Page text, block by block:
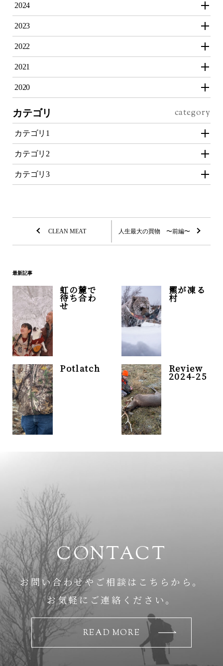
2024
2023
2022
2021
2020
カテゴリ
カテゴリ1
カテゴリ2
カテゴリ3
投
稿
ゲ
ー
シ
ョ
ン
CLEAN MEAT 人生最大の買物 〜前編〜
最新記事
虹の麓で
待ち合わ
せ
羆が凍る
村
Potlatch Review
2024-25
CONTACT
お問い合わせやご相談はこちらから。
お気軽にご連絡ください。
READ MORE